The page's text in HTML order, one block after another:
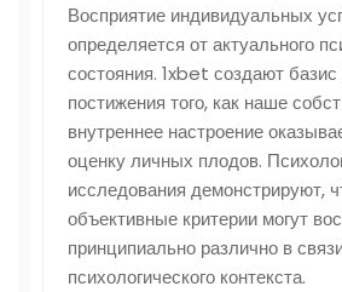
Восприятие индивидуальных
определяется от актуального
состояния. 1xbet создают
постижения того, как наше
внутреннее настроение
оценку личных плодов.
исследования демонстрируют,
объективные критерии могут
принципиально различно в
психологического контекста.